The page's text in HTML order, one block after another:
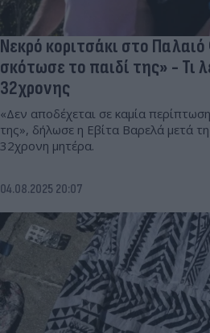
Νεκρό κοριτσάκι στο
σκότωσε το παιδί της» - Τι
32χρονης
«Δεν αποδέχεται σε καμία
της», δήλωσε η Εβίτα Βαρελά μετά
32χρονη μητέρα.
04.08.2025 20:07